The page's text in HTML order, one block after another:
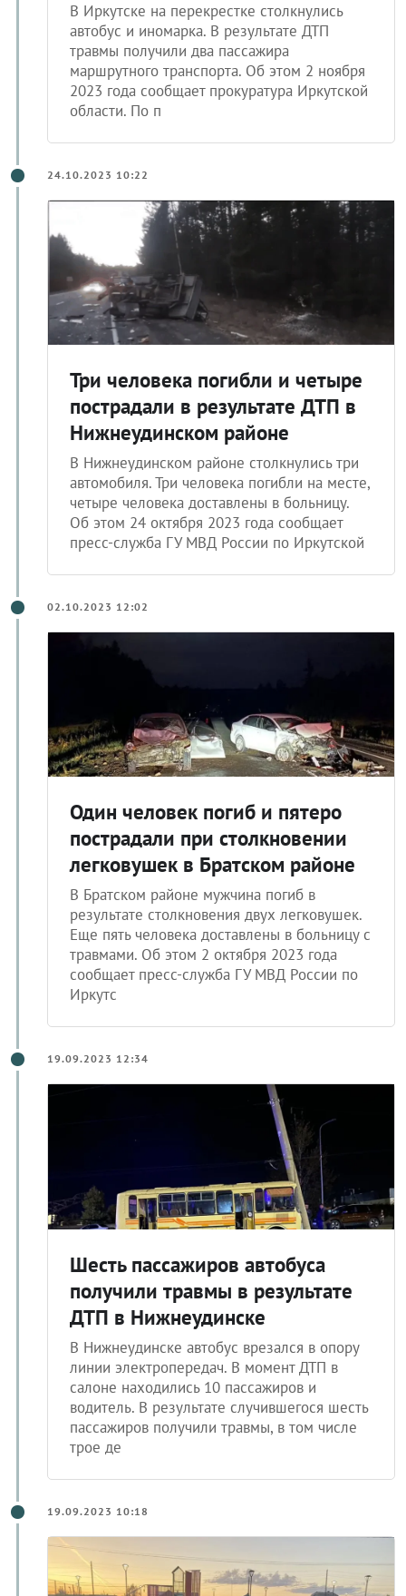
В Иркутске на перекрестке столкнулись
автобус и иномарка. В результате ДТП
травмы получили два пассажира
маршрутного транспорта. Об этом 2 ноября
2023 года сообщает прокуратура Иркутской
области. По п
24.10.2023 10:22
Три человека погибли и четыре
пострадали в результате ДТП в
Нижнеудинском районе
В Нижнеудинском районе столкнулись три
автомобиля. Три человека погибли на месте,
четыре человека доставлены в больницу.
Об этом 24 октября 2023 года сообщает
пресс-служба ГУ МВД России по Иркутской
02.10.2023 12:02
Один человек погиб и пятеро
пострадали при столкновении
легковушек в Братском районе
В Братском районе мужчина погиб в
результате столкновения двух легковушек.
Еще пять человека доставлены в больницу с
травмами. Об этом 2 октября 2023 года
сообщает пресс-служба ГУ МВД России по
Иркутс
19.09.2023 12:34
Шесть пассажиров автобуса
получили травмы в результате
ДТП в Нижнеудинске
В Нижнеудинске автобус врезался в опору
линии электропередач. В момент ДТП в
салоне находились 10 пассажиров и
водитель. В результате случившегося шесть
пассажиров получили травмы, в том числе
трое де
19.09.2023 10:18